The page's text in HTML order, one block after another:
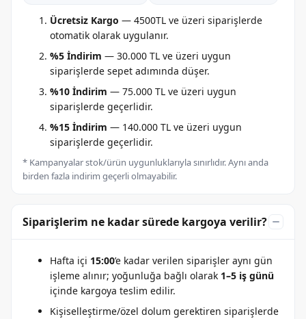
Ücretsiz Kargo — 4500TL ve üzeri siparişlerde
otomatik olarak uygulanır.
%5 İndirim — 30.000 TL ve üzeri uygun
siparişlerde sepet adımında düşer.
%10 İndirim — 75.000 TL ve üzeri uygun
siparişlerde geçerlidir.
%15 İndirim — 140.000 TL ve üzeri uygun
siparişlerde geçerlidir.
* Kampanyalar stok/ürün uygunluklarıyla sınırlıdır. Aynı anda
birden fazla indirim geçerli olmayabilir.
Siparişlerim ne kadar sürede kargoya verilir?
Hafta içi 15:00’e kadar verilen siparişler aynı gün
işleme alınır; yoğunluğa bağlı olarak 1–5 iş günü
içinde kargoya teslim edilir.
Kişiselleştirme/özel dolum gerektiren siparişlerde